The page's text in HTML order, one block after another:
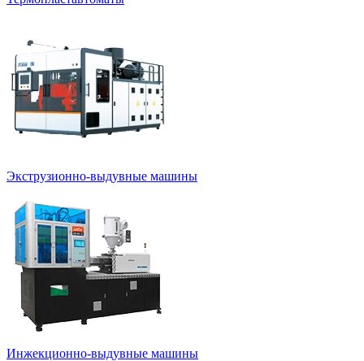
Экструзионно-выдувные машины
Инжекционно-выдувные машины